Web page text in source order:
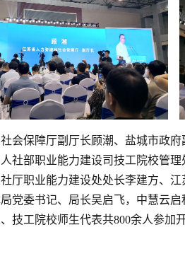
会保障厅副厅长顾潮、盐城市政
社部职业能力建设司技工院校管
厅职业能力建设处处长李建方、
党委书记、局长吴启飞，中慧云
技工院校师生代表共800余人参加